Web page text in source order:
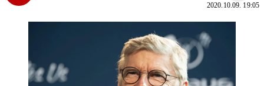
2020.10.09. 19:05